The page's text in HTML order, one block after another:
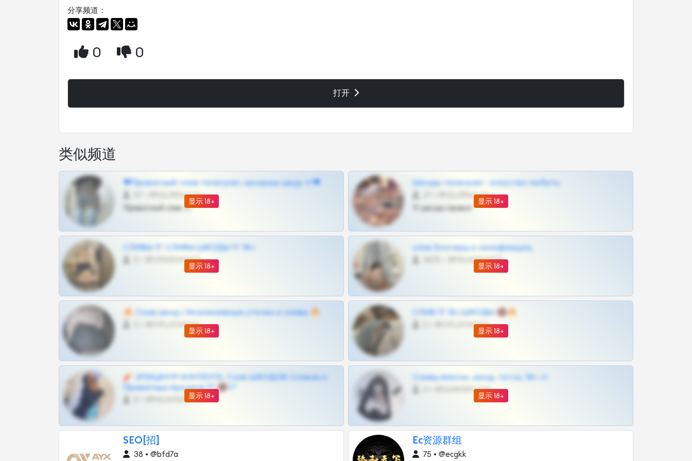
分享频道：
0 0
打开
类似频道
显示 18+
❤Приватный слив телеграм, шкодных шкур тг❤
@SZu3ll3sCatt_bot
Приватный слив тг
显示 18+
Шкоды телеграм - искуство любить
@SZu3ll3sCatt_bot
Тг шкоды приват
显示 18+
СЛИВЫ ТГ СЛИВЫ ШКОДЫ ТГ 18+
@VIPARHIVS55BOT
显示 18+
слив блогерш и онлифанщиц
@MILKPRIVATES39BOT
显示 18+
🔥 Слив шкод | Эксклюзивные утечки и сливы 🔥
@OPLATAPODPSK1BOT
显示 18+
СЛИВ ТГ 18 | ШКОДЫ 🔞🔥
@OPLATAPODPSK1BOT
显示 18+
🧨 ЭПИЦЕНТР КОНТЕНТА: Слив ШКОДОВ Сливов и
Приватных Архивов ТГ 🔞💎
@MILKPRIVATES39BOT
显示 18+
Сливы вписок, шкод, теток, 18+ тг
@DARK15FLOWSBOT
SEO[招]
38 • @bfd7a
Ec资源群组
75 • @ecgkk